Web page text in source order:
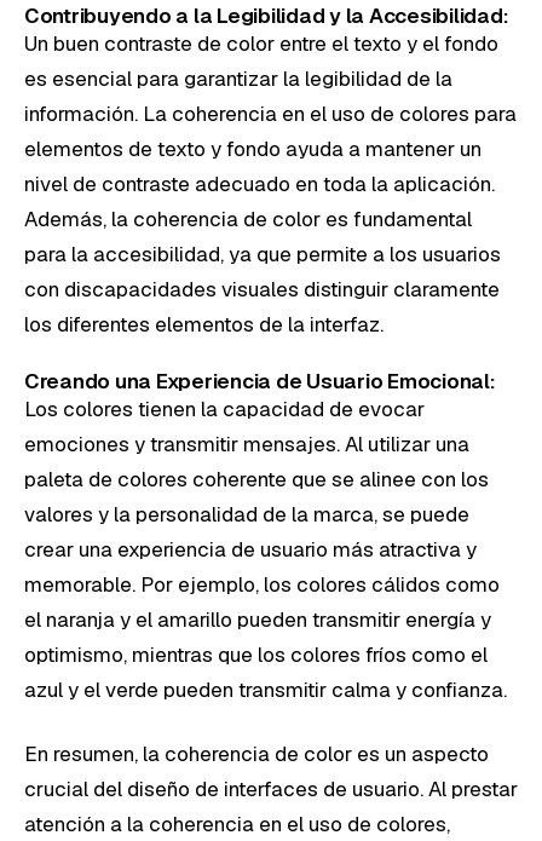
Contribuyendo a la Legibilidad y la Accesibilidad:
Un buen contraste de color entre el texto y el fondo
es esencial para garantizar la legibilidad de la
información. La coherencia en el uso de colores para
elementos de texto y fondo ayuda a mantener un
nivel de contraste adecuado en toda la aplicación.
Además, la coherencia de color es fundamental
para la accesibilidad, ya que permite a los usuarios
con discapacidades visuales distinguir claramente
los diferentes elementos de la interfaz.
Creando una Experiencia de Usuario Emocional:
Los colores tienen la capacidad de evocar
emociones y transmitir mensajes. Al utilizar una
paleta de colores coherente que se alinee con los
valores y la personalidad de la marca, se puede
crear una experiencia de usuario más atractiva y
memorable. Por ejemplo, los colores cálidos como
el naranja y el amarillo pueden transmitir energía y
optimismo, mientras que los colores fríos como el
azul y el verde pueden transmitir calma y confianza.
En resumen, la coherencia de color es un aspecto
crucial del diseño de interfaces de usuario. Al prestar
atención a la coherencia en el uso de colores,